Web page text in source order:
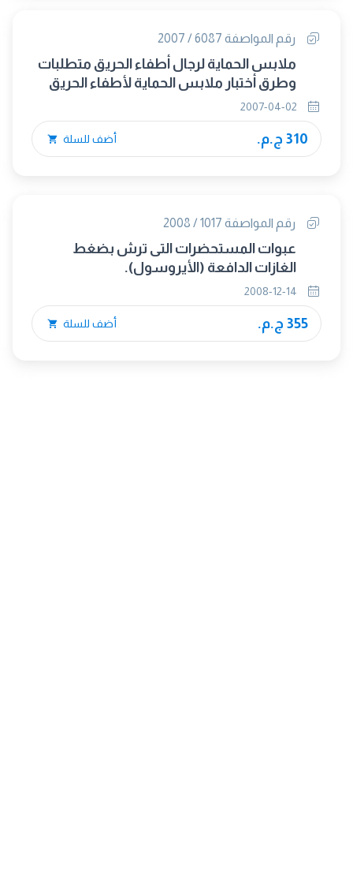
رقم المواصفة 6087 / 2007
ملابس الحماية لرجال أطفاء الحريق متطلبات
وطرق أختبار ملابس الحماية لأطفاء الحريق
310 ج.م. أضف للسلة
رقم المواصفة 1017 / 2008
عبوات المستحضرات التى ترش بضغط
الغازات الدافعة (الأيروسول).
355 ج.م. أضف للسلة